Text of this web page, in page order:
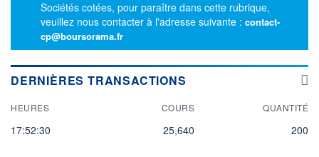
Sociétés cotées, pour paraître dans cette rubrique,
veuillez nous contacter à l'adresse suivante : contact-
cp@boursorama.fr
DERNIÈRES TRANSACTIONS
HEURES COURS QUANTITÉ
17:52:30 25,640 200